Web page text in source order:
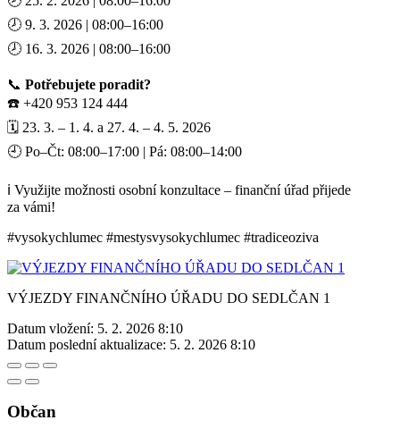
🕗 9. 3. 2026 | 08:00–16:00
🕗 16. 3. 2026 | 08:00–16:00
📞 Potřebujete poradit?
☎️ +420 953 124 444
🗓️ 23. 3. – 1. 4. a 27. 4. – 4. 5. 2026
🕘 Po–Čt: 08:00–17:00 | Pá: 08:00–14:00
ℹ️ Využijte možnosti osobní konzultace – finanční úřad přijede
za vámi!
#vysokychlumec #mestysvysokychlumec #tradiceoziva
VÝJEZDY FINANČNÍHO ÚŘADU DO SEDLČAN 1
Datum vložení: 5. 2. 2026 8:10
Datum poslední aktualizace: 5. 2. 2026 8:10
Občan